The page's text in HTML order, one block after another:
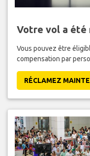
Votre vol a été
Vous pouvez être
compensation par
RÉCLAMEZ